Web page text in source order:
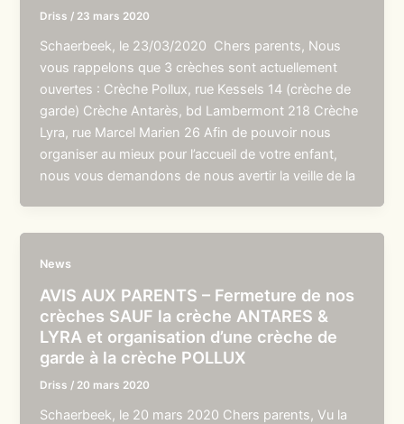
Driss / 23 mars 2020
Schaerbeek, le 23/03/2020 Chers parents, Nous
vous rappelons que 3 crèches sont actuellement
ouvertes : Crèche Pollux, rue Kessels 14 (crèche de
garde) Crèche Antarès, bd Lambermont 218 Crèche
Lyra, rue Marcel Marien 26 Afin de pouvoir nous
organiser au mieux pour l’accueil de votre enfant,
nous vous demandons de nous avertir la veille de la
News
AVIS AUX PARENTS – Fermeture de nos
crèches SAUF la crèche ANTARES &
LYRA et organisation d’une crèche de
garde à la crèche POLLUX
Driss / 20 mars 2020
Schaerbeek, le 20 mars 2020 Chers parents, Vu la